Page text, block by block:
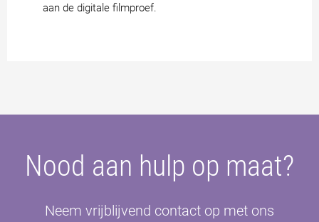
aan de digitale filmproef.
Nood aan hulp op maat?
Neem vrijblijvend contact op met ons